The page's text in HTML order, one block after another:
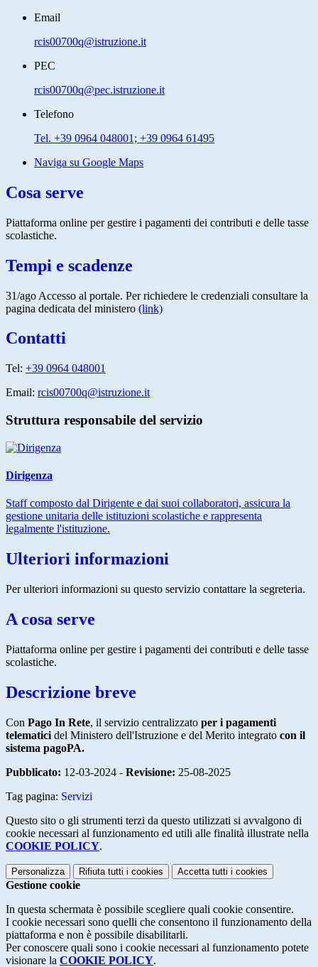
Email
rcis00700q@istruzione.it
PEC
rcis00700q@pec.istruzione.it
Telefono
Tel. +39 0964 048001; +39 0964 61495
Naviga su Google Maps
Cosa serve
Piattaforma online per gestire i pagamenti dei contributi e delle tasse
scolastiche.
Tempi e scadenze
31/ago Accesso al portale. Per richiedere le credenziali consultare la
pagina dedicata del ministero (link)
Contatti
Tel: +39 0964 048001
Email: rcis00700q@istruzione.it
Struttura responsabile del servizio
Dirigenza
Staff composto dal Dirigente e dai suoi collaboratori, assicura la
gestione unitaria delle istituzioni scolastiche e rappresenta
legalmente l'istituzione.
Ulteriori informazioni
Per ulteriori informazioni su questo servizio contattare la segreteria.
A cosa serve
Piattaforma online per gestire i pagamenti dei contributi e delle tasse
scolastiche.
Descrizione breve
Con Pago In Rete, il servizio centralizzato per i pagamenti
telematici del Ministero dell'Istruzione e del Merito integrato con il
sistema pagoPA.
Pubblicato: 12-03-2024 - Revisione: 25-08-2025
Tag pagina: Servizi
Questo sito o gli strumenti terzi da questo utilizzati si avvalgono di
cookie necessari al funzionamento ed utili alle finalità illustrate nella
COOKIE POLICY.
Personalizza Rifiuta tutti i cookies Accetta tutti i cookies
Gestione cookie
In questa schermata è possibile scegliere quali cookie consentire.
I cookie necessari sono quelli che consentono il funzionamento della
piattaforma e non è possibile disabilitarli.
Per conoscere quali sono i cookie necessari al funzionamento potete
visionare la COOKIE POLICY.